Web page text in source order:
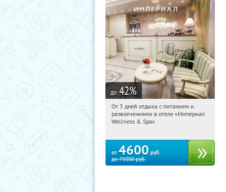
до 42%
10:09:30 Купили:
Калужская обл., г. Обнинск, Киевское
От 3 дней отдыха с питанием и
развлечениями в отеле «Империал
Wellness & Spa»
от 4600 руб.
до79000руб.